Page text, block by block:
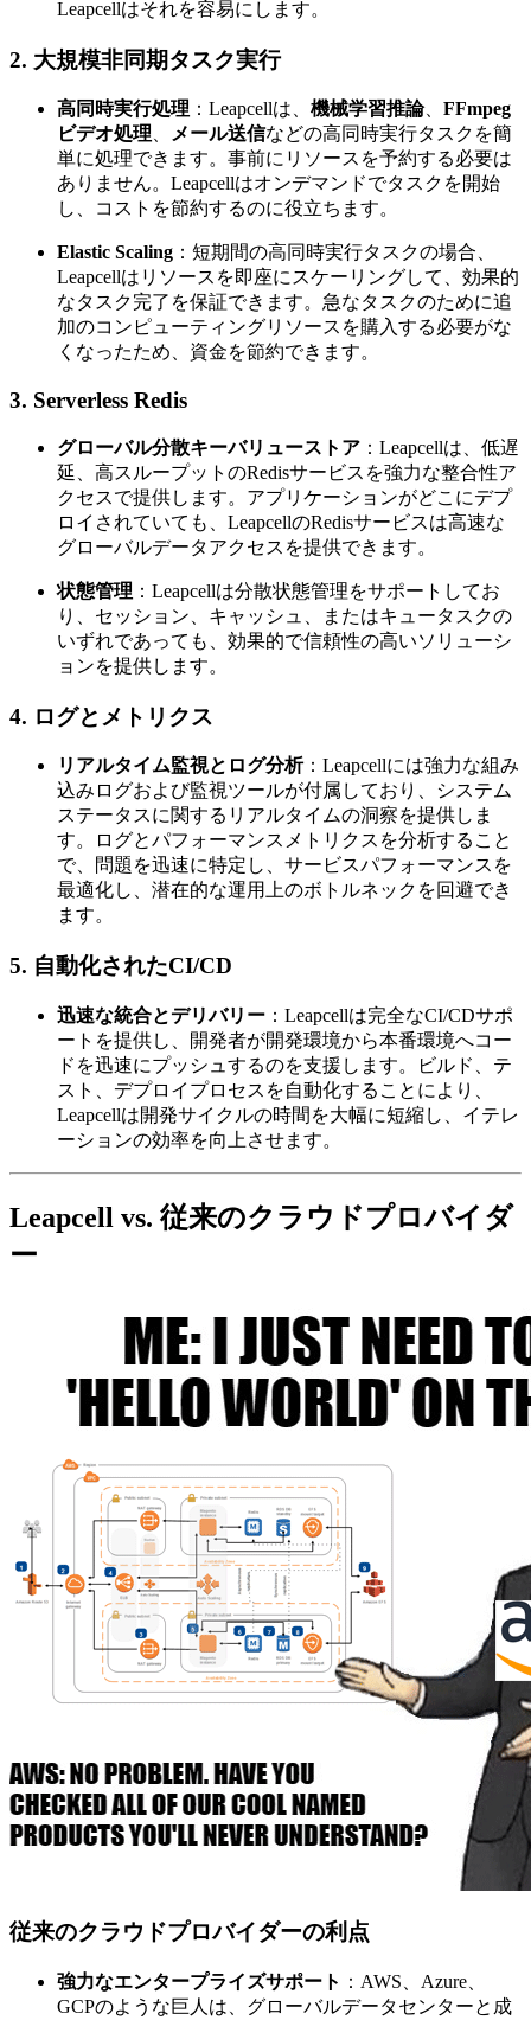
Leapcellはそれを容易にします。
2. 大規模非同期タスク実行
高同時実行処理 ：Leapcellは、 機械学習推論、 FFmpeg
ビデオ処理、 メール送信などの高同時実行タスクを簡
単に処理できます。事前にリソースを予約する必要は
ありません。Leapcellはオンデマンドでタスクを開始
し、コストを節約するのに役立ちます。
Elastic Scaling ：短期間の高同時実行タスクの場合、
Leapcellはリソースを即座にスケーリングして、効果的
なタスク完了を保証できます。急なタスクのために追
加のコンピューティングリソースを購入する必要がな
くなったため、資金を節約できます。
3. Serverless Redis
グローバル分散キーバリューストア ：Leapcellは、低遅
延、高スループットのRedisサービスを強力な整合性ア
クセスで提供します。アプリケーションがどこにデプ
ロイされていても、LeapcellのRedisサービスは高速な
グローバルデータアクセスを提供できます。
状態管理 ：Leapcellは分散状態管理をサポートしてお
り、セッション、キャッシュ、またはキュータスクの
いずれであっても、効果的で信頼性の高いソリューシ
ョンを提供します。
4. ログとメトリクス
リアルタイム監視とログ分析：Leapcellには強力な組み
込みログおよび監視ツールが付属しており、システム
ステータスに関するリアルタイムの洞察を提供しま
す。ログとパフォーマンスメトリクスを分析すること
で、問題を迅速に特定し、サービスパフォーマンスを
最適化し、潜在的な運用上のボトルネックを回避でき
ます。
5. 自動化されたCI/CD
迅速な統合とデリバリー ：Leapcellは完全なCI/CDサポ
ートを提供し、開発者が開発環境から本番環境へコー
ドを迅速にプッシュするのを支援します。ビルド、テ
スト、デプロイプロセスを自動化することにより、
Leapcellは開発サイクルの時間を大幅に短縮し、イテレ
ーションの効率を向上させます。
Leapcell vs. 従来のクラウドプロバイダ
ー
従来のクラウドプロバイダーの利点
強力なエンタープライズサポート ：AWS、Azure、
GCPのような巨人は、グローバルデータセンターと成